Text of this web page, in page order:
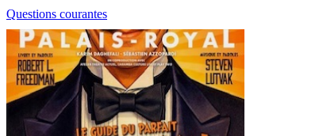
Questions courantes